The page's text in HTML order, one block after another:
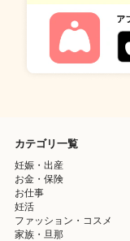
カテゴリ一覧
妊娠・出産
お金・保険
お仕事
妊活
ファッション・コスメ
家族・旦那